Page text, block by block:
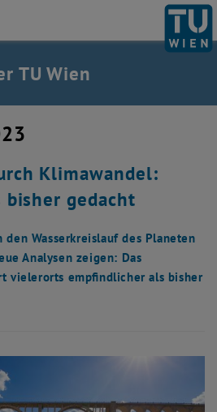
Startseite auflisten
TU Wien
Klimawandel:
gedacht
den Wasserkreislauf des Planeten
Analysen zeigen: Das
vielerorts empfindlicher als bisher